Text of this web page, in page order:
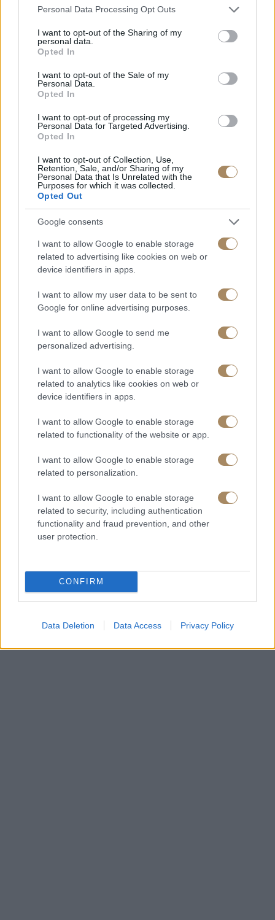
Please note that this website/app uses one or more Google
not limited to your visit or usage behaviour. You may click to
grant or deny consent to Google and its third-party tags to
use your data for below specified purposes in below Google
consent section.
Personal Data Processing Opt Outs
I want to opt-out of the Sharing of my
personal data.
Opted In
I want to opt-out of the Sale of my
Personal Data.
Opted In
I want to opt-out of processing my
Personal Data for Targeted Advertising.
Opted In
I want to opt-out of Collection, Use,
Retention, Sale, and/or Sharing of my
Personal Data that Is Unrelated with the
Purposes for which it was collected.
Opted Out
Google consents
I want to allow Google to enable storage
related to advertising like cookies on web or
device identifiers in apps.
I want to allow my user data to be sent to
Google for online advertising purposes.
I want to allow Google to send me
personalized advertising.
I want to allow Google to enable storage
related to analytics like cookies on web or
device identifiers in apps.
I want to allow Google to enable storage
related to functionality of the website or app.
I want to allow Google to enable storage
related to personalization.
I want to allow Google to enable storage
related to security, including authentication
functionality and fraud prevention, and other
user protection.
CONFIRM
Data Deletion Data Access Privacy Policy